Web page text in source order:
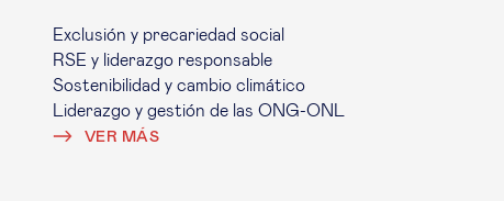
Exclusión y precariedad social
RSE y liderazgo responsable
Sostenibilidad y cambio climático
Liderazgo y gestión de las ONG-ONL
VER MÁS